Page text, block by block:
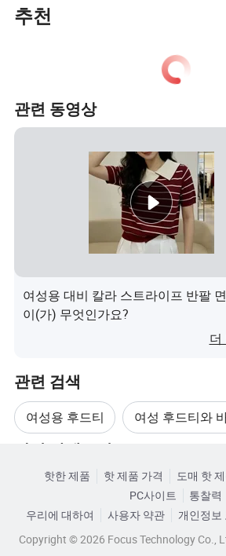
께 브랜드를 제공합니다
옷감에 대한 몇 가지 특별 할인
우리의 장점 - 왜 우리를 선택하는가
사용 가능한 색상
첨부된 사진 판매 중 몇 가지 인기
우리는 Stock에 200 개 이상의 다른
풀컬러 시계를 받으려면 문의해 주세요
또한 Custom Color Shirt도 지원합니다
Pantone 색상 번호 또는 샘플
기본 사용자 지정 항목
OEM 및 ODM 서비스를 지원합니다
모든 스타일의 옷을 입어도 좋습니다.
형 핏 모두 괜찮습니다
포장 및 배송
추천
관련 동영상
여성용 대비 칼라 스트라이프 반팔
이(가) 무엇인가요?
더
관련 검색
여성용 후드티 여성 후드티와
오버사이즈 유
카테고리로 찾아보기
핫한 제품 핫 제품 가격 도매 핫
PC사이트
통찰력
우리에 대하여
사용자 약관 개인정보
Copyright © 2026 Focus Technology Co.,